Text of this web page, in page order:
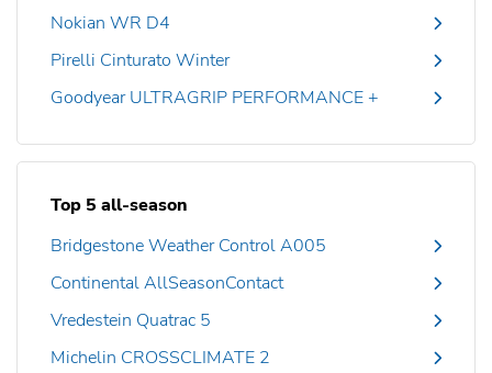
Nokian WR D4
Pirelli Cinturato Winter
Goodyear ULTRAGRIP PERFORMANCE +
Top 5 all-season
Bridgestone Weather Control A005
Continental AllSeasonContact
Vredestein Quatrac 5
Michelin CROSSCLIMATE 2